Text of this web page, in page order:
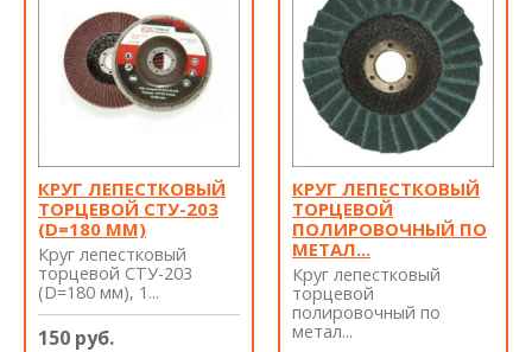
КРУГ ЛЕПЕСТКОВЫЙ
ТОРЦЕВОЙ СТУ-203
(D=180 ММ)
Круг лепестковый
торцевой СТУ-203
(D=180 мм), 1...
150 руб.
КРУГ ЛЕПЕСТКОВЫЙ
ТОРЦЕВОЙ
ПОЛИРОВОЧНЫЙ ПО
МЕТАЛ...
Круг лепестковый
торцевой
полировочный по
метал...